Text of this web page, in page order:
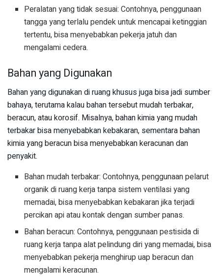
Peralatan yang tidak sesuai: Contohnya, penggunaan
tangga yang terlalu pendek untuk mencapai ketinggian
tertentu, bisa menyebabkan pekerja jatuh dan
mengalami cedera.
Bahan yang Digunakan
Bahan yang digunakan di ruang khusus juga bisa jadi sumber
bahaya, terutama kalau bahan tersebut mudah terbakar,
beracun, atau korosif. Misalnya, bahan kimia yang mudah
terbakar bisa menyebabkan kebakaran, sementara bahan
kimia yang beracun bisa menyebabkan keracunan dan
penyakit.
Bahan mudah terbakar: Contohnya, penggunaan pelarut
organik di ruang kerja tanpa sistem ventilasi yang
memadai, bisa menyebabkan kebakaran jika terjadi
percikan api atau kontak dengan sumber panas.
Bahan beracun: Contohnya, penggunaan pestisida di
ruang kerja tanpa alat pelindung diri yang memadai, bisa
menyebabkan pekerja menghirup uap beracun dan
mengalami keracunan.